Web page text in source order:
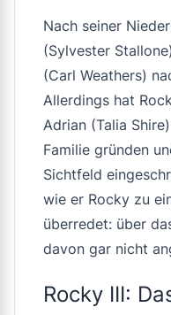
Nach seiner
(Sylvester
(Carl Weathers)
Allerdings hat
Adrian (Talia
Familie gründen
Sichtfeld
wie er Rocky zu
überredet: über
davon gar nicht
Rocky III: